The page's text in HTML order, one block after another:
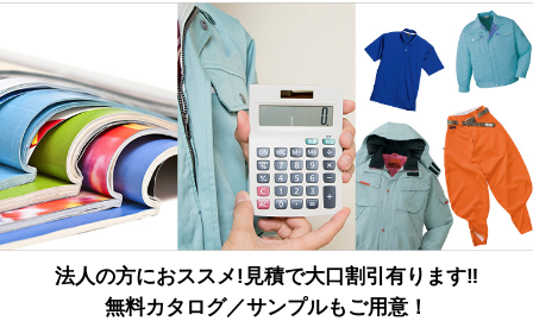
法人の方におススメ!見積で大口割引有ります‼
無料カタログ／サンプルもご用意！